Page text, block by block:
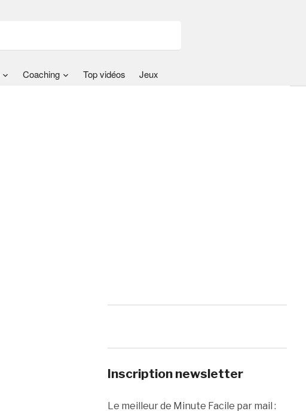
Coaching Top vidéos Jeux
Inscription newsletter
Le meilleur de Minute Facile par mail :